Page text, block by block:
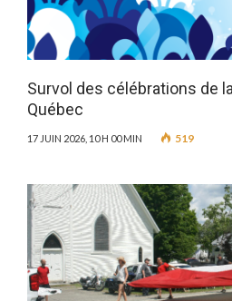
Survol des célébrations de
Québec
17 JUIN 2026, 10 H 00 MIN 519